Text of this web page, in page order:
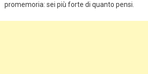
promemoria: sei più forte di quanto pensi.